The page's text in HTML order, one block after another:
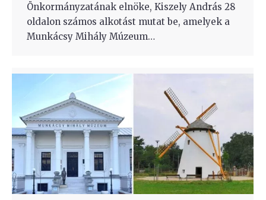
Önkormányzatának elnöke, Kiszely András 28
oldalon számos alkotást mutat be, amelyek a
Munkácsy Mihály Múzeum…